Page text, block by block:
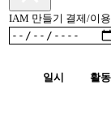
IAM 만들기 결제/이
일시 활동